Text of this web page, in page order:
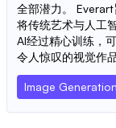
全部潜力。
将传统艺术与人工
AI经过精心训练，
令人惊叹的视觉作
Image Generation